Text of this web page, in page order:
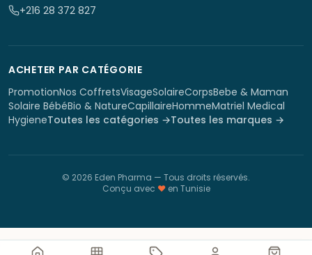
+216 28 372 827
ACHETER PAR CATÉGORIE
PromotionNos CoffretsVisageSolaireCorpsBebe & Maman
Solaire BébéBio & NatureCapillaireHommeMatriel Medical
HygieneToutes les catégories →Toutes les marques →
© 2026 Eden Pharma — Tous droits réservés.
Conçu avec ♥en Tunisie